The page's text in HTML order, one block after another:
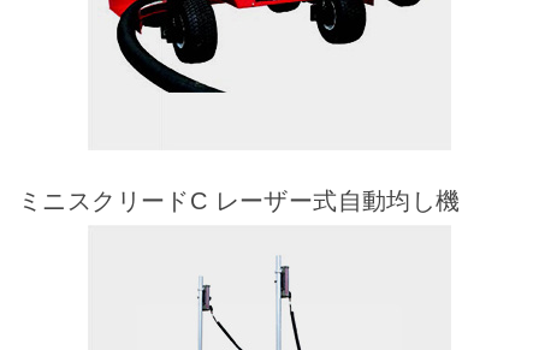
ミニスクリードC レーザー式自動均し機